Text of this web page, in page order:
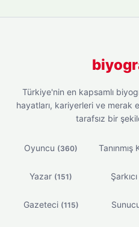
Türkiye'nin en kapsamlı
hayatları, kariyerleri ve merak
tarafsız bir
Oyuncu (360) Tanınmış
Yazar (151) Şarkıcı
Gazeteci (115)